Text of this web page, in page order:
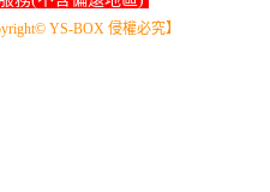
YS-BOX 侵權必究】